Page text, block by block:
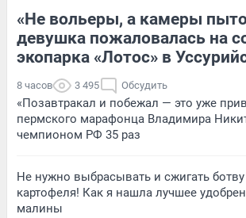
«Не вольеры, а камеры
девушка пожаловалась на
экопарка «Лотос» в
8 часов 3 495 Обсудить
«Позавтракал и побежал — это уже
пермского марафонца Владимира
чемпионом РФ 35 раз
Не нужно выбрасывать и сжигать
картофеля! Как я нашла лучшее
малины